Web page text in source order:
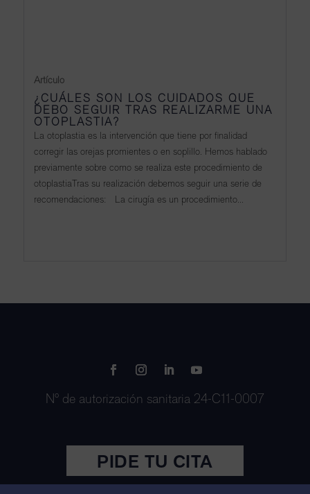
¿CUÁLES SON LOS CUIDADOS QUE
DEBO SEGUIR TRAS REALIZARME UNA
OTOPLASTIA?
Artículo
La otoplastia es la intervención que tiene por finalidad
corregir las orejas promientes o en soplillo. Hemos hablado
previamente sobre como se realiza este procedimiento de
otoplastiaTras su realización debemos seguir una serie de
recomendaciones: La cirugía es un procedimiento...
Nº de autorización sanitaria 24-C11-0007
PIDE TU CITA